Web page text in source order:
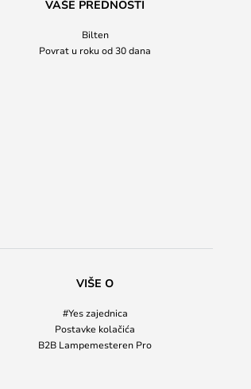
VAŠE PREDNOSTI
Bilten
Povrat u roku od 30 dana
VIŠE O
#Yes zajednica
Postavke kolačića
B2B Lampemesteren Pro